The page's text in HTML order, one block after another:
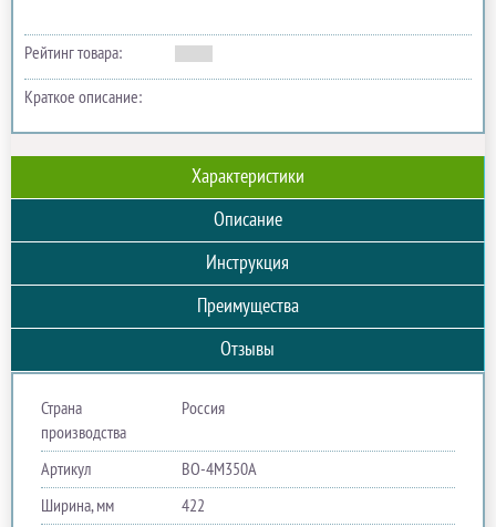
Рейтинг товара:
Краткое описание:
Характеристики
Описание
Инструкция
Преимущества
Отзывы
Страна
производства
Россия
Артикул
ВО-4М350A
Ширина, мм
422